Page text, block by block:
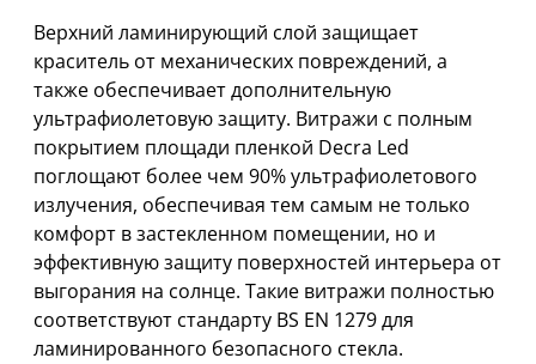
Верхний ламинирующий слой защищает
краситель от механических повреждений, а
также обеспечивает дополнительную
ультрафиолетовую защиту. Витражи с полным
покрытием площади пленкой Decra Led
поглощают более чем 90% ультрафиолетового
излучения, обеспечивая тем самым не только
комфорт в застекленном помещении, но и
эффективную защиту поверхностей интерьера от
выгорания на солнце. Такие витражи полностью
соответствуют стандарту BS EN 1279 для
ламинированного безопасного стекла.